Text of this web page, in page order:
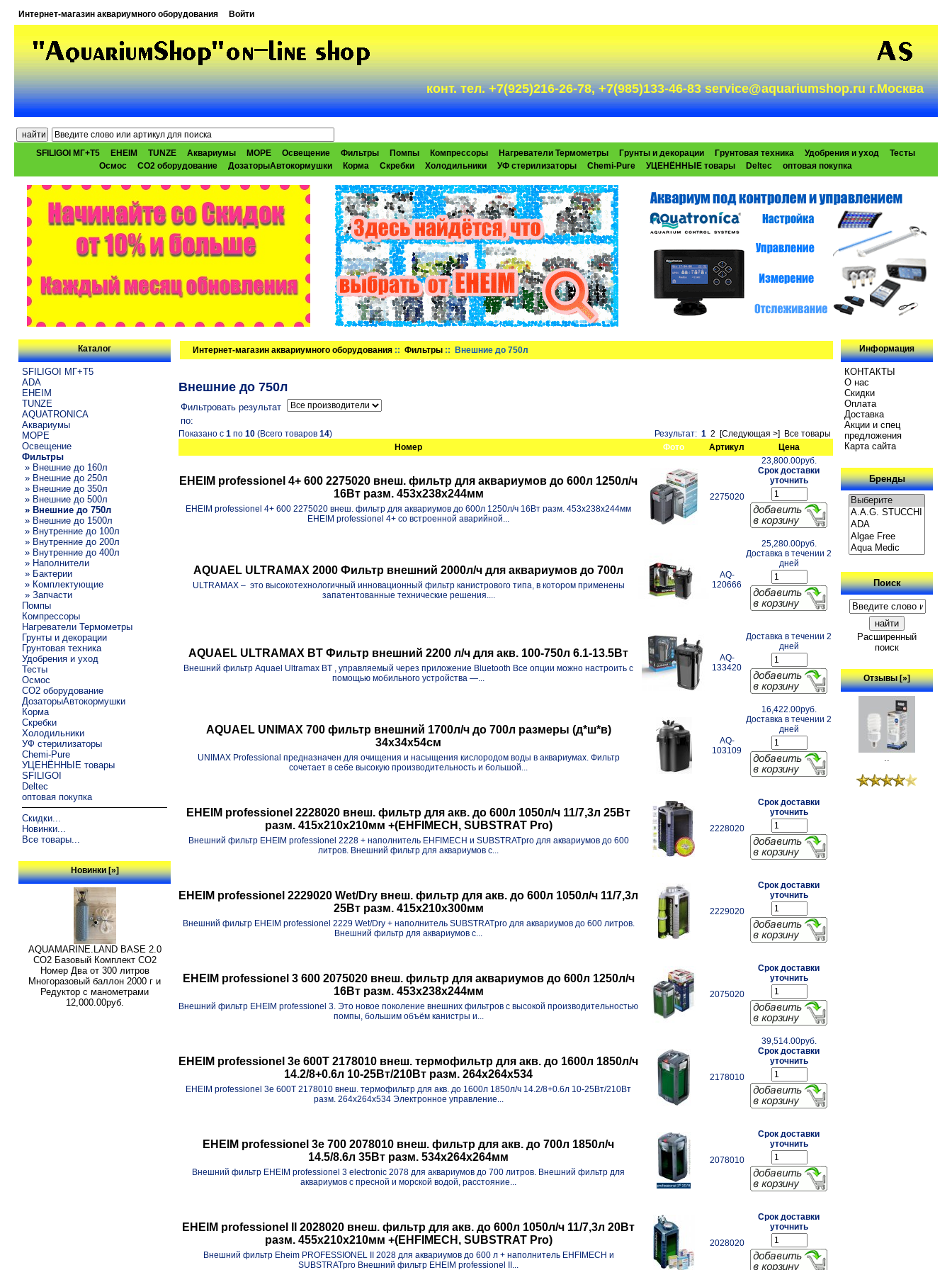
Интернет-магазин аквариумного оборудования Войти
конт. тел. +7(925)216-26-78, +7(985)133-46-83 service@aquariumshop.ru г.Москва
SFILIGOI МГ+Т5 EHEIM TUNZE Аквариумы МОРЕ Освещение Фильтры Помпы Компрессоры Нагреватели Термометры Грунты и декорации Грунтовая техника Удобрения и уход
Тесты
Осмос
CO2 оборудование ДозаторыАвтокормушки Корма Скребки Холодильники УФ стерилизаторы Chemi-Pure УЦЕНЁННЫЕ товары Deltec оптовая покупка
Каталог
SFILIGOI МГ+Т5
ADA
EHEIM
TUNZE
AQUATRONICA
Аквариумы
МОРЕ
Освещение
Фильтры
» Внешние до 160л
» Внешние до 250л
» Внешние до 350л
» Внешние до 500л
» Внешние до 750л
» Внешние до 1500л
» Внутренние до 100л
» Внутренние до 200л
» Внутренние до 400л
» Наполнители
» Бактерии
» Комплектующие
» Запчасти
Помпы
Компрессоры
Нагреватели Термометры
Грунты и декорации
Грунтовая техника
Удобрения и уход
Тесты
Осмос
CO2 оборудование
ДозаторыАвтокормушки
Корма
Скребки
Холодильники
УФ стерилизаторы
Chemi-Pure
УЦЕНЁННЫЕ товары
SFILIGOI
Deltec
оптовая покупка
Скидки...
Новинки...
Все товары...
Новинки [»]
AQUAMARINE.LAND BASE 2.0
СО2 Базовый Комплект СО2
Номер Два от 300 литров
Многоразовый баллон 2000 г и
Редуктор с манометрами
12,000.00руб.
Интернет-магазин аквариумного оборудования ::Фильтры :: Внешние до 750л
Внешние до 750л
Фильтровать результат
по:
Показано с1 по10 (Всего товаров14) Результат:1 2 [Следующая >]
Все товары
Номер
Фото Артикул Цена
EHEIM professionel 4+ 600 2275020 внеш. фильтр для аквариумов до 600л 1250л/ч
16Вт разм. 453x238x244мм
EHEIM professionel 4+ 600 2275020 внеш. фильтр для аквариумов до 600л 1250л/ч 16Вт разм. 453x238x244мм
EHEIM professionel 4+ со встроенной аварийной...
2275020
23,800.00руб.
Срок доставки
уточнить
AQUAEL ULTRAMAX 2000 Фильтр внешний 2000л/ч для аквариумов до 700л
ULTRAMAX – это высокотехнологичный инновационный фильтр канистрового типа, в котором применены
запатентованные технические решения....
AQ-
120666
25,280.00руб.
Доставка в течении 2
дней
AQUAEL ULTRAMAX BT Фильтр внешний 2200 л/ч для акв. 100-750л 6.1-13.5Вт
Внешний фильтр Aquael Ultramax BT , управляемый через приложение Bluetooth Все опции можно настроить с
помощью мобильного устройства —...
AQ-
133420
Доставка в течении 2
дней
AQUAEL UNIMAX 700 фильтр внешний 1700л/ч до 700л размеры (д*ш*в)
34х34х54см
UNIMAX Professional предназначен для очищения и насыщения кислородом воды в аквариумах. Фильтр
сочетает в себе высокую производительность и большой...
AQ-
103109
16,422.00руб.
Доставка в течении 2
дней
EHEIM professionel 2228020 внеш. фильтр для акв. до 600л 1050л/ч 11/7,3л 25Вт
разм. 415x210x210мм +(EHFIMECH, SUBSTRAT Pro)
Внешний фильтр EHEIM professionel 2228 + наполнитель EHFIMECH и SUBSTRATpro для аквариумов до 600
литров. Внешний фильтр для аквариумов с...
2228020
Срок доставки
уточнить
EHEIM professionel 2229020 Wet/Dry внеш. фильтр для акв. до 600л 1050л/ч 11/7,3л
25Вт разм. 415x210x300мм
Внешний фильтр EHEIM professionel 2229 Wet/Dry + наполнитель SUBSTRATpro для аквариумов до 600 литров.
Внешний фильтр для аквариумов с...
2229020
Срок доставки
уточнить
EHEIM professionel 3 600 2075020 внеш. фильтр для аквариумов до 600л 1250л/ч
16Вт разм. 453x238x244мм
Внешний фильтр EHEIM professionel 3. Это новое поколение внешних фильтров с высокой производительностью
помпы, большим объём канистры и...
2075020
Срок доставки
уточнить
EHEIM professionel 3e 600T 2178010 внеш. термофильтр для акв. до 1600л 1850л/ч
14.2/8+0.6л 10-25Вт/210Вт разм. 264х264х534
EHEIM professionel 3e 600T 2178010 внеш. термофильтр для акв. до 1600л 1850л/ч 14.2/8+0.6л 10-25Вт/210Вт
разм. 264х264х534 Электронное управление...
2178010
39,514.00руб.
Срок доставки
уточнить
EHEIM professionel 3e 700 2078010 внеш. фильтр для акв. до 700л 1850л/ч
14.5/8.6л 35Вт разм. 534x264x264мм
Внешний фильтр EHEIM professionel 3 electronic 2078 для аквариумов до 700 литров. Внешний фильтр для
аквариумов с пресной и морской водой, расстояние...
2078010
Срок доставки
уточнить
EHEIM professionel II 2028020 внеш. фильтр для акв. до 600л 1050л/ч 11/7,3л 20Вт
разм. 455x210x210мм +(EHFIMECH, SUBSTRAT Pro)
Внешний фильтр Eheim PROFESSIONEL II 2028 для аквариумов до 600 л + наполнитель EHFIMECH и
SUBSTRATpro Внешний фильтр EHEIM professionel II...
2028020
Срок доставки
уточнить
Информация
КОНТАКТЫ
О нас
Скидки
Oплатa
Доставка
Акции и спец
предложения
Карта сайта
Бренды
Поиск
Расширенный
поиск
Отзывы [»]